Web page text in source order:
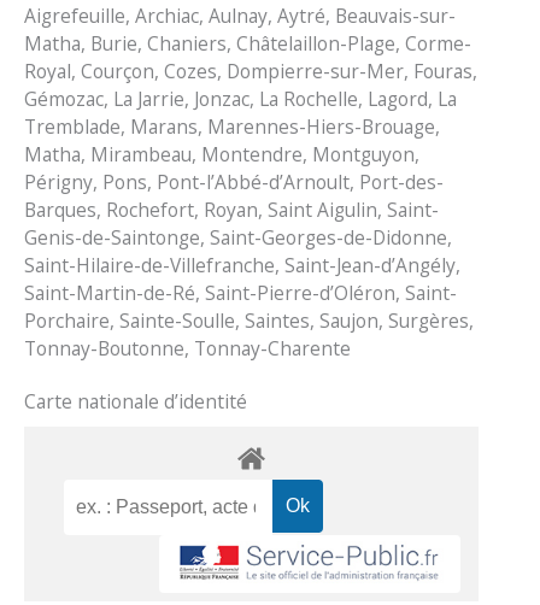
Aigrefeuille, Archiac, Aulnay, Aytré, Beauvais-sur-
Matha, Burie, Chaniers, Châtelaillon-Plage, Corme-
Royal, Courçon, Cozes, Dompierre-sur-Mer, Fouras,
Gémozac, La Jarrie, Jonzac, La Rochelle, Lagord, La
Tremblade, Marans, Marennes-Hiers-Brouage,
Matha, Mirambeau, Montendre, Montguyon,
Périgny, Pons, Pont-l’Abbé-d’Arnoult, Port-des-
Barques, Rochefort, Royan, Saint Aigulin, Saint-
Genis-de-Saintonge, Saint-Georges-de-Didonne,
Saint-Hilaire-de-Villefranche, Saint-Jean-d’Angély,
Saint-Martin-de-Ré, Saint-Pierre-d’Oléron, Saint-
Porchaire, Sainte-Soulle, Saintes, Saujon, Surgères,
Tonnay-Boutonne, Tonnay-Charente
Carte nationale d’identité